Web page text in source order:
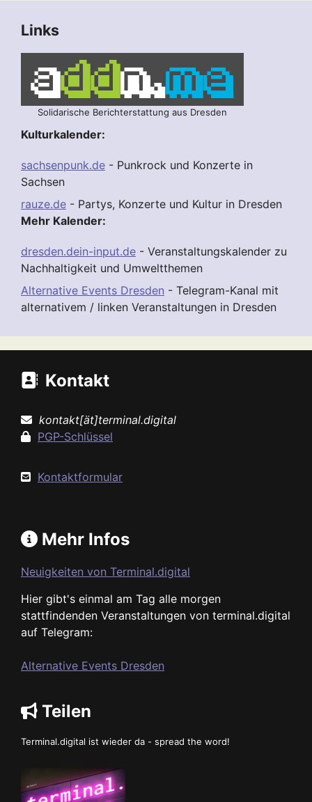
Links
Solidarische Berichterstattung aus Dresden
Kulturkalender:
sachsenpunk.de - Punkrock und Konzerte in
Sachsen
rauze.de - Partys, Konzerte und Kultur in Dresden
Mehr Kalender:
dresden.dein-input.de - Veranstaltungskalender zu
Nachhaltigkeit und Umweltthemen
Alternative Events Dresden - Telegram-Kanal mit
alternativem / linken Veranstaltungen in Dresden
Kontakt
kontakt[ät]terminal.digital
PGP-Schlüssel
Kontaktformular
Mehr Infos
Neuigkeiten von Terminal.digital
Hier gibt's einmal am Tag alle morgen
stattfindenden Veranstaltungen von terminal.digital
auf Telegram:
Alternative Events Dresden
Teilen
Terminal.digital ist wieder da - spread the word!